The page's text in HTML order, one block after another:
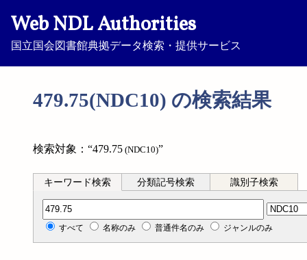
Web NDL Authorities
国立国会図書館典拠データ検索・提供サービス
479.75(NDC10) の検索結果
検索対象：“479.75 (NDC10)”
キーワード検索 分類記号検索 識別子検索
分類記号検索
すべて 名称のみ 普通件名のみ ジャンルのみ